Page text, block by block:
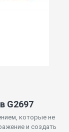
G2697
которые не
и создать